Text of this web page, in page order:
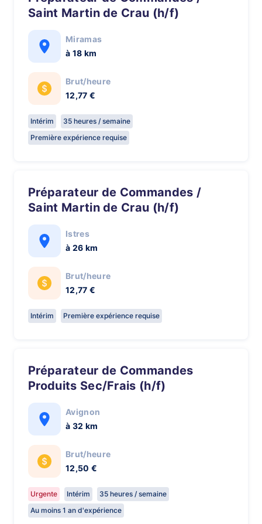
Saint Martin de Crau (h/f)
Miramas
à 18 km
Brut/heure
12,77 €
Intérim
35 heures / semaine
Première expérience requise
Préparateur de Commandes /
Saint Martin de Crau (h/f)
Istres
à 26 km
Brut/heure
12,77 €
Intérim Première expérience requise
Préparateur de Commandes
Produits Sec/Frais (h/f)
Avignon
à 32 km
Brut/heure
12,50 €
Urgente Intérim
35 heures / semaine
Au moins 1 an d'expérience